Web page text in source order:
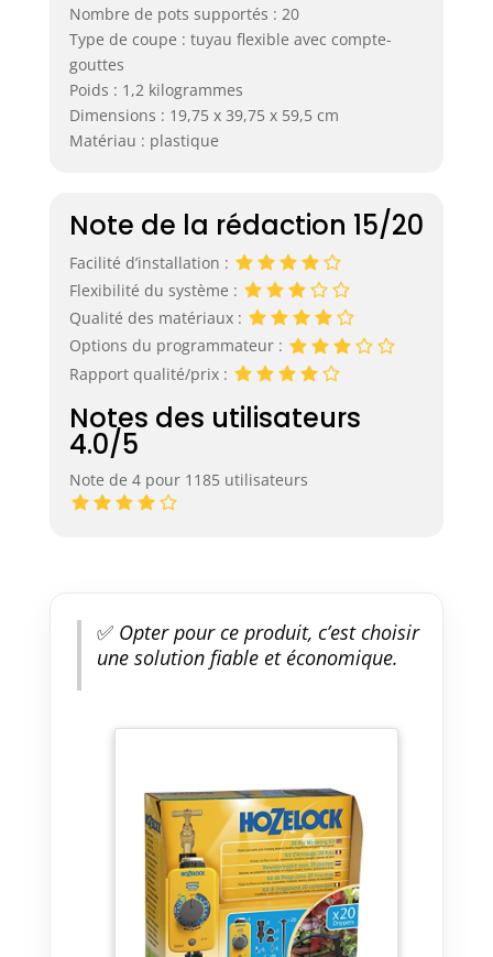
Nombre de pots supportés : 20
Type de coupe : tuyau flexible avec compte-
gouttes
Poids : 1,2 kilogrammes
Dimensions : 19,75 x 39,75 x 59,5 cm
Matériau : plastique
Note de la rédaction 15/20
Facilité d’installation :
Flexibilité du système :
Qualité des matériaux :
Options du programmateur :
Rapport qualité/prix :
Notes des utilisateurs
4.0/5
Note de 4 pour 1185 utilisateurs
✅Opter pour ce produit, c’est choisir
une solution fiable et économique.